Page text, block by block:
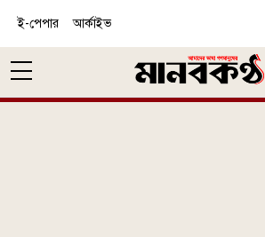
ই-পেপার আর্কাইভ